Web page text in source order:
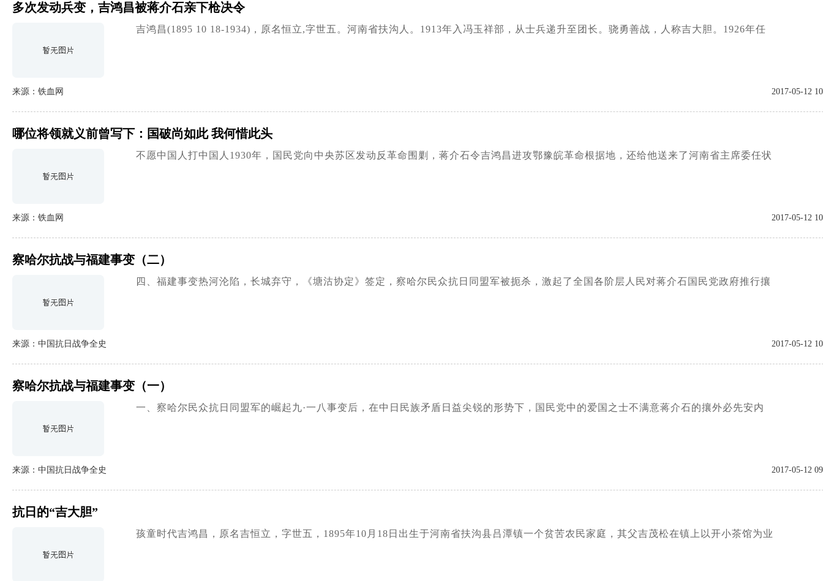
多次发动兵变，吉鸿昌被蒋介石亲下枪决令
吉鸿昌(1895 10 18-1934)，原名恒立,字世五。河南省扶沟人。1913年入冯玉祥部，从士兵递升至团长。骁勇善战，人称吉大胆。1926年任
来源：铁血网 2017-05-12
哪位将领就义前曾写下：国破尚如此 我何惜此头
不愿中国人打中国人1930年，国民党向中央苏区发动反革命围剿，蒋介石令吉鸿昌进攻鄂豫皖革命根据地，还给他送来了河南省主席委任状
来源：铁血网 2017-05-12
察哈尔抗战与福建事变（二）
四、福建事变热河沦陷，长城弃守，《塘沽协定》签定，察哈尔民众抗日同盟军被扼杀，激起了全国各阶层人民对蒋介石国民党政府推行攘
来源：中国抗日战争全史 2017-05-12
察哈尔抗战与福建事变（一）
一、察哈尔民众抗日同盟军的崛起九·一八事变后，在中日民族矛盾日益尖锐的形势下，国民党中的爱国之士不满意蒋介石的攘外必先安内
来源：中国抗日战争全史 2017-05-12
抗日的“吉大胆”
孩童时代吉鸿昌，原名吉恒立，字世五，1895年10月18日出生于河南省扶沟县吕潭镇一个贫苦农民家庭，其父吉茂松在镇上以开小茶馆为业